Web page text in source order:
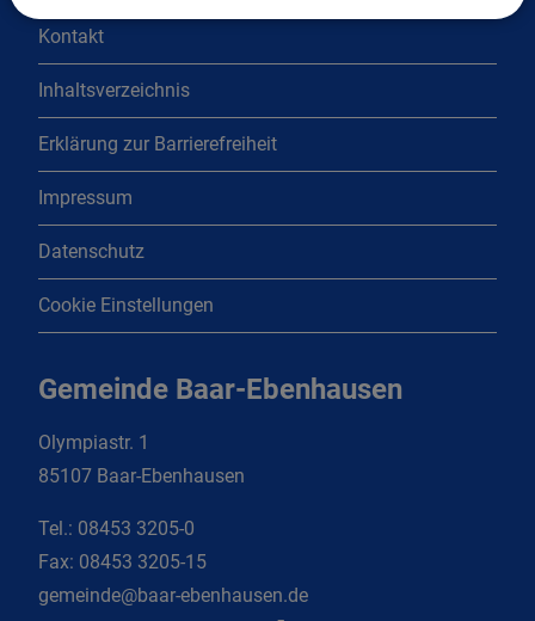
Kontakt
Inhaltsverzeichnis
Erklärung zur Barrierefreiheit
Impressum
Datenschutz
Cookie Einstellungen
Gemeinde Baar-Ebenhausen
Olympiastr. 1
85107 Baar-Ebenhausen
Tel.: 08453 3205-0
Fax: 08453 3205-15
gemeinde@baar-ebenhausen.de